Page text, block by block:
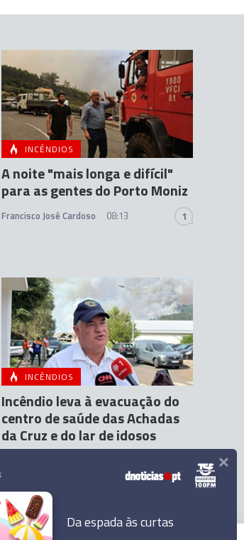
INCÊNDIOS
A noite "mais longa e difícil"
para as gentes do Porto Moniz
Francisco José Cardoso 08:13 1
INCÊNDIOS
Incêndio leva à evacuação do
centro de saúde das Achadas
da Cruz e do lar de idosos
Da espada às curtas
×